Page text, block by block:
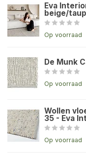
Eva
beige/
Op voorraad
De Munk
Op voorraad
Wollen
35 - Eva
Op voorraad